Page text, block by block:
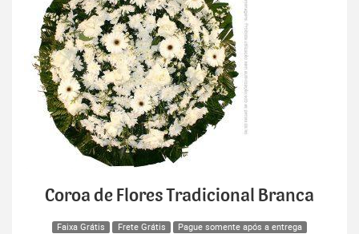
Coroa de Flores Tradicional Branca
Faixa Grátis Frete Grátis Pague somente após a entrega